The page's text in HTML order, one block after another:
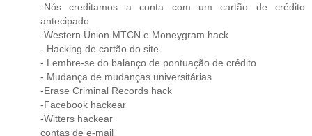
-Nós creditamos a conta com um cartão de crédito
antecipado
-Western Union MTCN e Moneygram hack
- Hacking de cartão do site
- Lembre-se do balanço de pontuação de crédito
- Mudança de mudanças universitárias
-Erase Criminal Records hack
-Facebook hackear
-Witters hackear
contas de e-mail